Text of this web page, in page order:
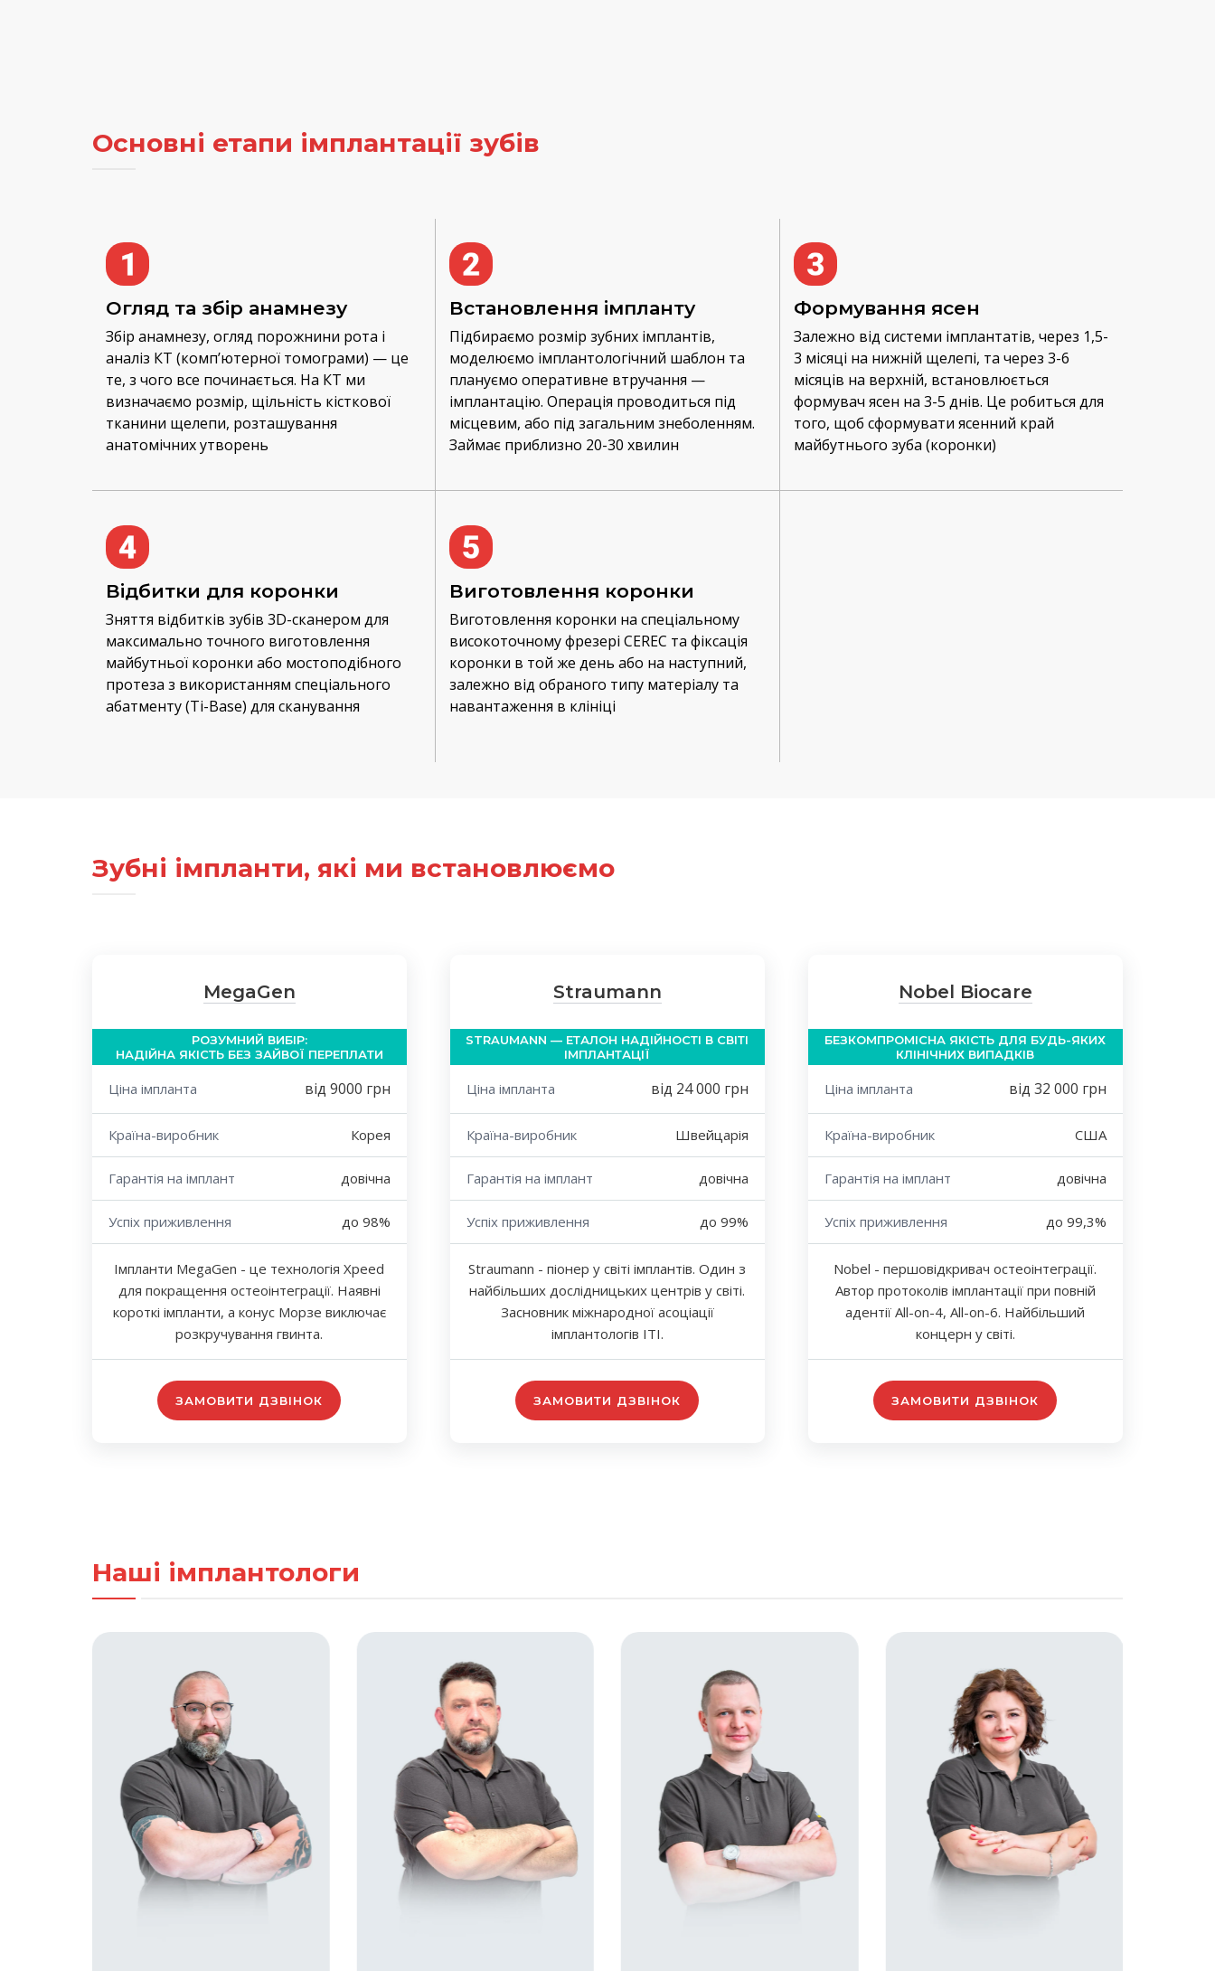
Основні етапи імплантації зубів
Огляд та збір анамнезу
Збір анамнезу, огляд порожнини рота і
аналіз КТ (комп’ютерної томограми) — це
те, з чого все починається. На КТ ми
визначаємо розмір, щільність кісткової
тканини щелепи, розташування
анатомічних утворень
Встановлення імпланту
Підбираємо розмір зубних імплантів,
моделюємо імплантологічний шаблон та
плануємо оперативне втручання —
імплантацію. Операція проводиться під
місцевим, або під загальним знеболенням.
Займає приблизно 20-30 хвилин
Формування ясен
Залежно від системи імплантатів, через 1,5-
3 місяці на нижній щелепі, та через 3-6
місяців на верхній, встановлюється
формувач ясен на 3-5 днів. Це робиться для
того, щоб сформувати ясенний край
майбутнього зуба (коронки)
Відбитки для коронки
Зняття відбитків зубів 3D-сканером для
максимально точного виготовлення
майбутньої коронки або мостоподібного
протеза з використанням спеціального
абатменту (Ti-Base) для сканування
Виготовлення коронки
Виготовлення коронки на спеціальному
високоточному фрезері CEREC та фіксація
коронки в той же день або на наступний,
залежно від обраного типу матеріалу та
навантаження в клініці
Зубні імпланти, які ми встановлюємо
MegaGen
РОЗУМНИЙ ВИБІР:
НАДІЙНА ЯКІСТЬ БЕЗ ЗАЙВОЇ ПЕРЕПЛАТИ
Ціна імпланта від 9000 грн
Країна-виробник Корея
Гарантія на імплант довічна
Успіх приживлення до 98%
Імпланти MegaGen - це технологія Xpeed
для покращення остеоінтеграції. Наявні
короткі імпланти, а конус Морзе виключає
розкручування гвинта.
ЗАМОВИТИ ДЗВІНОК
Straumann
STRAUMANN — ЕТАЛОН НАДІЙНОСТІ В СВІТІ
ІМПЛАНТАЦІЇ
Ціна імпланта від 24 000 грн
Країна-виробник Швейцарія
Гарантія на імплант довічна
Успіх приживлення до 99%
Straumann - піонер у світі імплантів. Один з
найбільших дослідницьких центрів у світі.
Засновник міжнародної асоціації
імплантологів ITI.
ЗАМОВИТИ ДЗВІНОК
Nobel Biocare
БЕЗКОМПРОМІСНА ЯКІСТЬ ДЛЯ БУДЬ-ЯКИХ
КЛІНІЧНИХ ВИПАДКІВ
Ціна імпланта від 32 000 грн
Країна-виробник США
Гарантія на імплант довічна
Успіх приживлення до 99,3%
Nobel - першовідкривач остеоінтеграції.
Автор протоколів імплантації при повній
адентії All-on-4, All-on-6. Найбільший
концерн у світі.
ЗАМОВИТИ ДЗВІНОК
Наші імплантологи